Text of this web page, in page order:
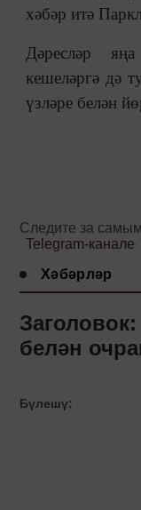
хәбәр итә
Дәресләр
кешеләргә дә
үзләре белән
Следите за
Telegram-канале
Хәбәрләр
белән
Бүлешү: